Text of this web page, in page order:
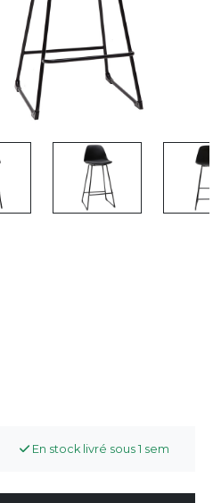
En stock livré sous 1 sem